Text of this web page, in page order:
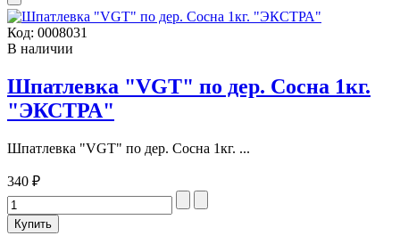
Код: 0008031
В наличии
Шпатлевка "VGT" по дер. Сосна 1кг.
"ЭКСТРА"
Шпатлевка "VGT" по дер. Сосна 1кг. ...
340 ₽